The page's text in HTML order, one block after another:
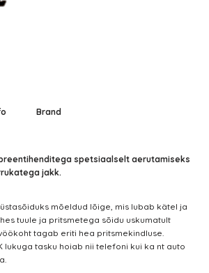
Brand
spetsiaalselt aerutamiseks
jakk.
mõeldud lõige, mis lubab kätel ja
tuule ja pritsmetega sõidu uskumatult
tagab eriti hea pritsmekindluse.
lukuga tasku hoiab nii telefoni kui ka nt auto